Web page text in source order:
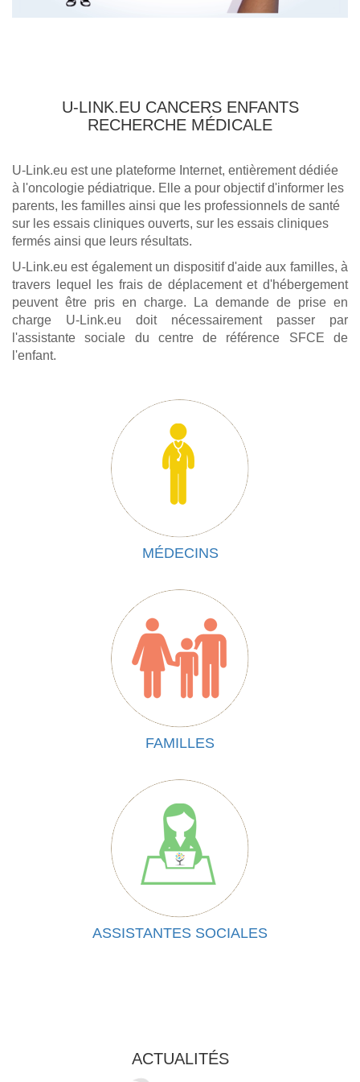
U-LINK.EU CANCERS ENFANTS
RECHERCHE MÉDICALE
U-Link.eu est une plateforme Internet, entièrement dédiée
à l'oncologie pédiatrique. Elle a pour objectif d'informer les
parents, les familles ainsi que les professionnels de santé
sur les essais cliniques ouverts, sur les essais cliniques
fermés ainsi que leurs résultats.
U-Link.eu est également un dispositif d'aide aux familles, à
travers lequel les frais de déplacement et d'hébergement
peuvent être pris en charge. La demande de prise en
charge U-Link.eu doit nécessairement passer par
l'assistante sociale du centre de référence SFCE de
l'enfant.
MÉDECINS
FAMILLES
ASSISTANTES SOCIALES
ACTUALITÉS